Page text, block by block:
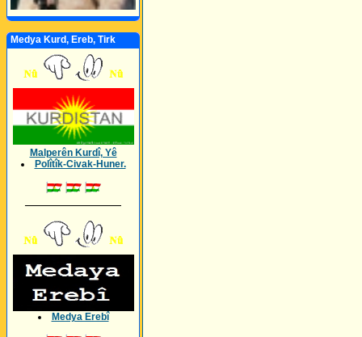
Medya Kurd, Ereb, Tirk
Malperên Kurdî, Yê
Polîtîk-Civak-Huner.
Medya Erebî